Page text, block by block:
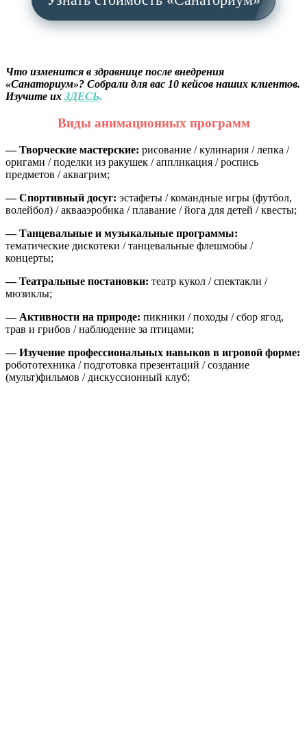
Что изменится в здравнице после внедрения
«Санаториум»? Собрали для вас 10 кейсов наших клиентов.
Изучите их ЗДЕСЬ.
Виды анимационных программ
— Творческие мастерские: рисование / кулинария / лепка /
оригами / поделки из ракушек / аппликация / роспись
предметов / аквагрим;
— Спортивный досуг: эстафеты / командные игры (футбол,
волейбол) / аквааэробика / плавание / йога для детей / квесты;
— Танцевальные и музыкальные программы:
тематические дискотеки / танцевальные флешмобы /
концерты;
— Театральные постановки: театр кукол / спектакли /
мюзиклы;
— Активности на природе: пикники / походы / сбор ягод,
трав и грибов / наблюдение за птицами;
— Изучение профессиональных навыков в игровой форме:
робототехника / подготовка презентаций / создание
(мульт)фильмов / дискуссионный клуб;